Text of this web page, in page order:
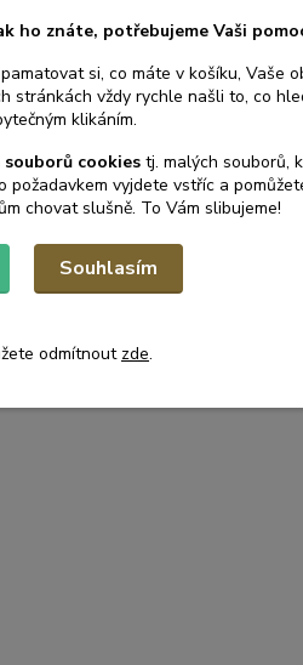
ho znáte, potřebujeme Vaši
si, co máte v košíku, Vaše
stránkách vždy rychle našli to, co
klikáním.
souborů cookies tj. malých souborů,
požadavkem vyjdete vstříc a
chovat slušně. To Vám slibujeme!
Souhlasím
odmítnout zde.